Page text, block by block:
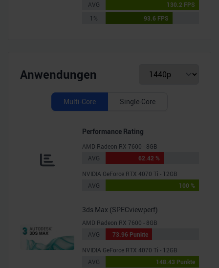
AVG
130.2 FPS
1%
93.6 FPS
Anwendungen
Multi-Core Single-Core
Performance Rating
AMD Radeon RX 7600 - 8GB
AVG
62.42 %
NVIDIA GeForce RTX 4070 Ti - 12GB
AVG
100 %
3ds Max (SPECviewperf)
AMD Radeon RX 7600 - 8GB
AVG
73.96 Punkte
NVIDIA GeForce RTX 4070 Ti - 12GB
AVG
148.43 Punkte